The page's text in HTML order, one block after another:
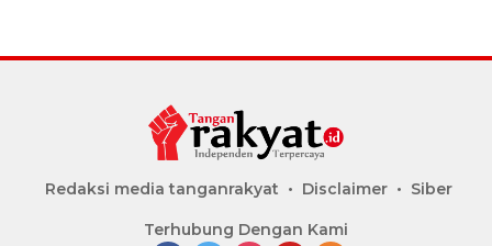
Redaksi media tanganrakyat Disclaimer Siber
Terhubung Dengan Kami